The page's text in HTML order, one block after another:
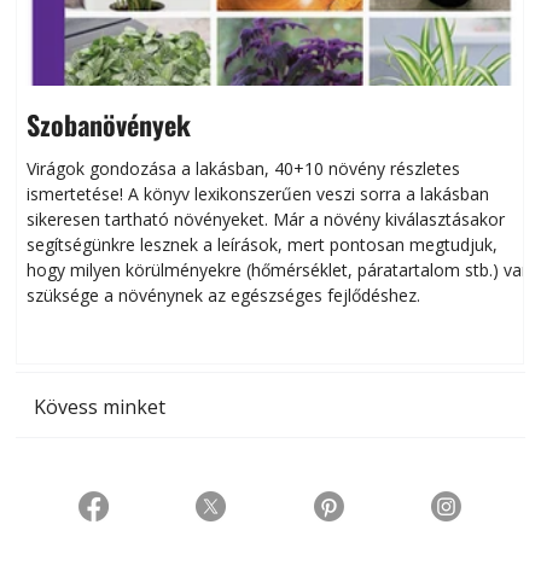
Szobanövények
Virágok gondozása a lakásban, 40+10 növény részletes
ismertetése! A könyv lexikonszerűen veszi sorra a lakásban
sikeresen tart­ha­tó növényeket. Már a növény kiválasztásakor
segítségünkre lesznek a leírások, mert pontosan megtudjuk,
hogy milyen körülményekre (hőmérséklet, páratartalom stb.) van
szüksége a növénynek az egészséges fejlődéshez.
Kövess minket